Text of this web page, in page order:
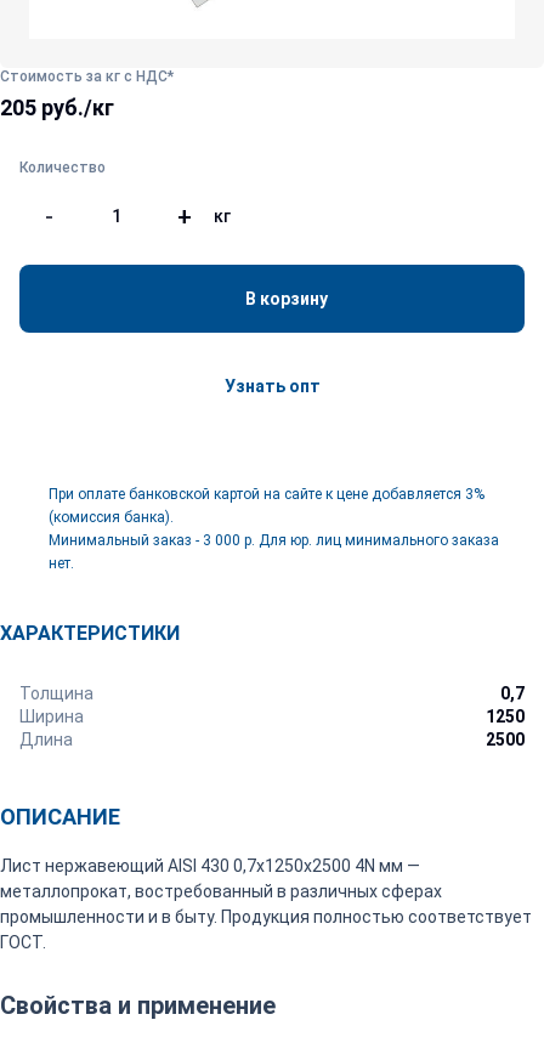
Стоимость за кг с НДС*
205 руб./кг
Количество
- + кг
В корзину
Узнать опт
При оплате банковской картой на сайте к цене добавляется 3%
(комиссия банка).
Минимальный заказ - 3 000 р. Для юр. лиц минимального заказа
нет.
ХАРАКТЕРИСТИКИ
Толщина
0,7
Ширина
1250
Длина
2500
ОПИСАНИЕ
Лист нержавеющий AISI 430 0,7х1250х2500 4N мм —
металлопрокат, востребованный в различных сферах
промышленности и в быту. Продукция полностью соответствует
ГОСТ.
Свойства и применение